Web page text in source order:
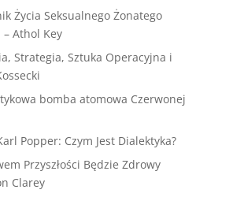
Życia Seksualnego Żonatego
– Athol Key
Strategia, Sztuka Operacyjna i
bomba atomowa Czerwonej
Popper: Czym Jest Dialektyka?
Przyszłości Będzie Zdrowy
Clarey